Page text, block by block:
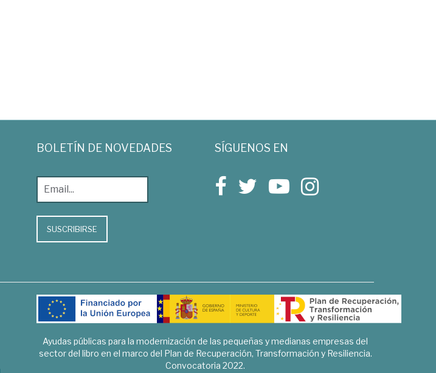
BOLETÍN DE NOVEDADES
SUSCRIBIRSE
SÍGUENOS EN
Ayudas públicas para la modernización de las pequeñas y medianas empresas del
sector del libro en el marco del Plan de Recuperación, Transformación y Resiliencia.
Convocatoria 2022.